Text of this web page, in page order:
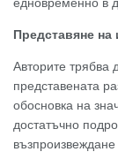
едновременно в
Представяне на
Авторите трябва
представената
обосновка на
достатъчно